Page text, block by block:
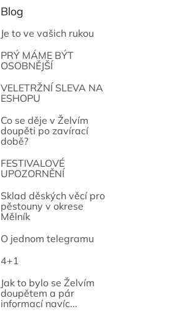
Blog
Je to ve vašich rukou
PRÝ MÁME BÝT
OSOBNĚJŠÍ
VELETRŽNÍ SLEVA NA
ESHOPU
Co se děje v Želvím
doupěti po zavírací
době?
FESTIVALOVÉ
UPOZORNĚNÍ
Sklad děských věcí pro
pěstouny v okrese
Mělník
O jednom telegramu
4+1
Jak to bylo se Želvím
doupětem a pár
informací navíc...